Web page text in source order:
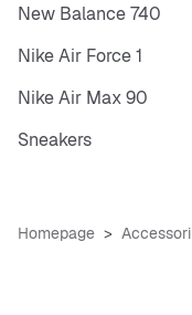
New Balance 740
Nike Air Force 1
Nike Air Max 90
Sneakers
Homepage Accessori